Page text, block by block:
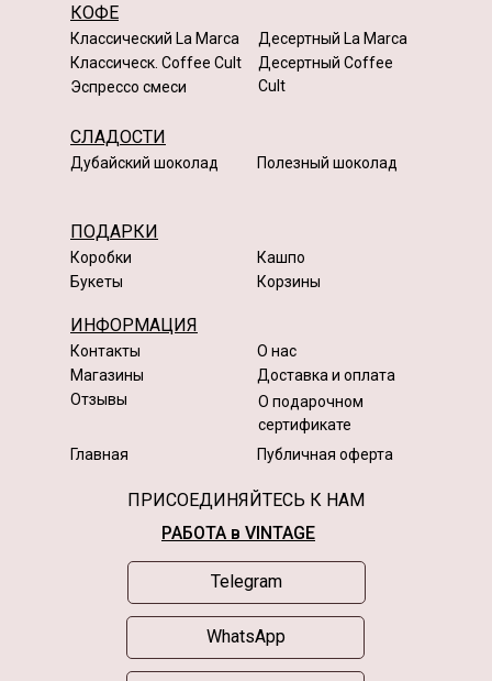
Классическ. Coffee Cult
Классический La Marca
КОФЕ
Десертный Coffee
Cult
Десертный La Marca
Эспрессо смеси
СЛАДОСТИ
Дубайский шоколад Полезный шоколад
ПОДАРКИ
Коробки
Букеты
Кашпо
Корзины
ИНФОРМАЦИЯ
Контакты
Магазины
Отзывы
О нас
Доставка и оплата
Публичная оферта
Главная
ПРИСОЕДИНЯЙТЕСЬ К НАМ
Telegram
РАБОТА в VINTAGE
О подарочном
сертификате
WhatsApp